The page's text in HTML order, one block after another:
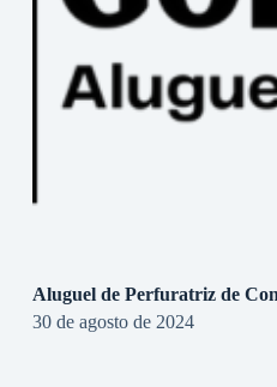
Aluguel de Perfuratriz de
30 de agosto de 2024